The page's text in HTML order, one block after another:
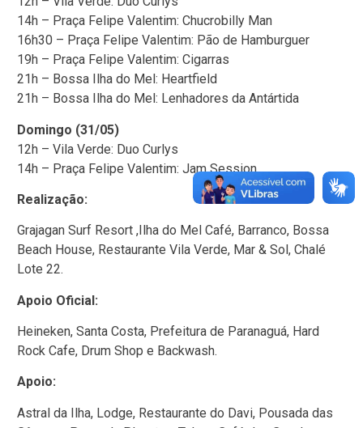
14h – Praça Felipe Valentim: Chucrobilly Man
16h30 – Praça Felipe Valentim: Pão de Hamburguer
19h – Praça Felipe Valentim: Cigarras
21h – Bossa Ilha do Mel: Heartfield
21h – Bossa Ilha do Mel: Lenhadores da Antártida
Domingo (31/05)
12h – Vila Verde: Duo Curlys
14h – Praça Felipe Valentim: Jam Session
Realização:
Grajagan Surf Resort ,Ilha do Mel Café, Barranco, Bossa
Beach House, Restaurante Vila Verde, Mar & Sol, Chalé
Lote 22.
Apoio Oficial:
Heineken, Santa Costa, Prefeitura de Paranaguá, Hard
Rock Cafe, Drum Shop e Backwash.
Apoio:
Astral da Ilha, Lodge, Restaurante do Davi, Pousada das